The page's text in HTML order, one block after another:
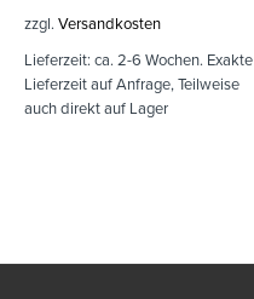
zzgl. Versandkosten
Lieferzeit: ca. 2-6 Wochen. Exakte
Lieferzeit auf Anfrage, Teilweise
auch direkt auf Lager